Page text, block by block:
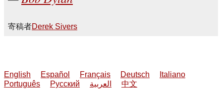
寄稿者Derek Sivers
English Español Français Deutsch
Italiano
Português
Русский العربية 中文